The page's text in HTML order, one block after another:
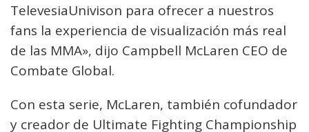
TelevesiaUnivison para ofrecer a nuestros
fans la experiencia de visualización más real
de las MMA», dijo Campbell McLaren CEO de
Combate Global.
Con esta serie, McLaren, también cofundador
y creador de Ultimate Fighting Championship